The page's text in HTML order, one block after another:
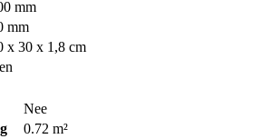
mm
mm
x 30 x 1,8 cm
Nee
0.72 m²